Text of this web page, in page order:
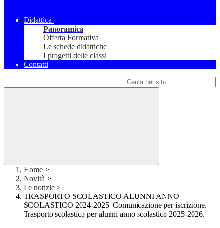
Didattica
Panoramica
Offerta Formativa
Le schede didattiche
I progetti delle classi
Contatti
Home >
Novità >
Le notizie >
TRASPORTO SCOLASTICO ALUNNI ANNO
SCOLASTICO 2024-2025. Comunicazione per iscrizione.
Trasporto scolastico per alunni anno scolastico 2025-2026.